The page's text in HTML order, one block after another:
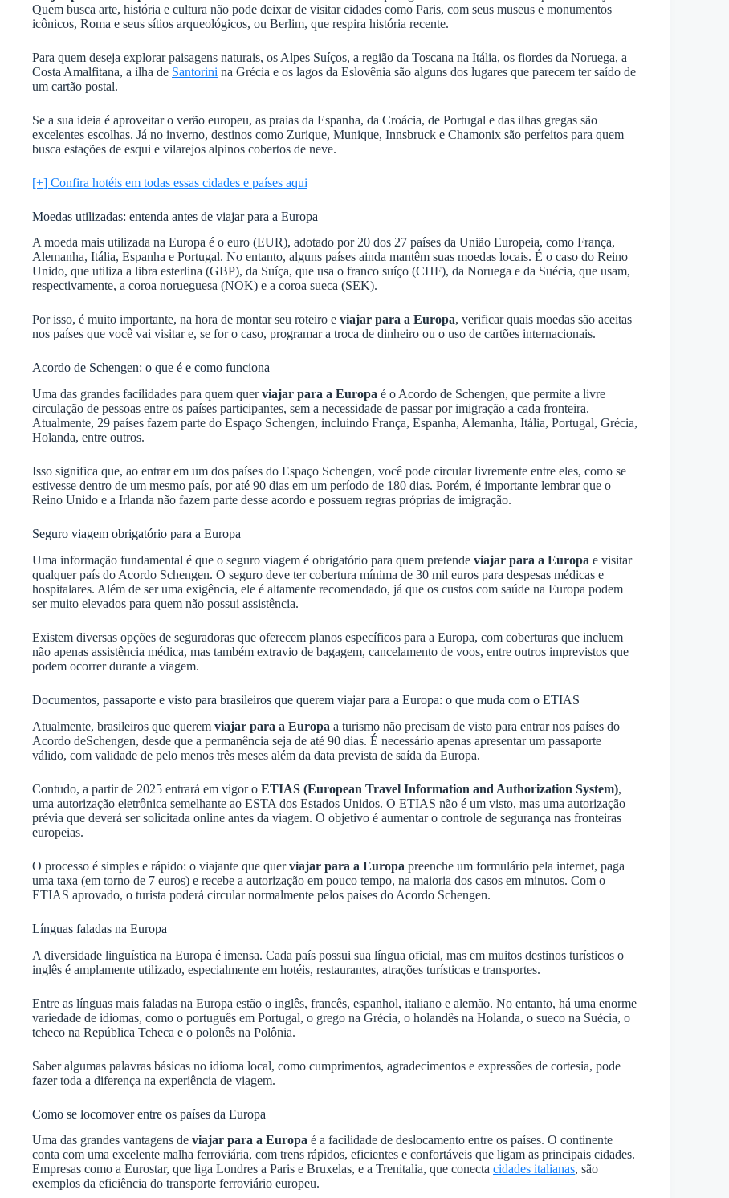
Quem busca arte, história e cultura não pode deixar de visitar cidades como Paris, com seus museus e monumentos
icônicos, Roma e seus sítios arqueológicos, ou Berlim, que respira história recente.
Para quem deseja explorar paisagens naturais, os Alpes Suíços, a região da Toscana na Itália, os fiordes da Noruega, a
Costa Amalfitana, a ilha de Santorini na Grécia e os lagos da Eslovênia são alguns dos lugares que parecem ter saído de
um cartão postal.
Se a sua ideia é aproveitar o verão europeu, as praias da Espanha, da Croácia, de Portugal e das ilhas gregas são
excelentes escolhas. Já no inverno, destinos como Zurique, Munique, Innsbruck e Chamonix são perfeitos para quem
busca estações de esqui e vilarejos alpinos cobertos de neve.
[+] Confira hotéis em todas essas cidades e países aqui
Moedas utilizadas: entenda antes de viajar para a Europa
A moeda mais utilizada na Europa é o euro (EUR), adotado por 20 dos 27 países da União Europeia, como França,
Alemanha, Itália, Espanha e Portugal. No entanto, alguns países ainda mantêm suas moedas locais. É o caso do Reino
Unido, que utiliza a libra esterlina (GBP), da Suíça, que usa o franco suíço (CHF), da Noruega e da Suécia, que usam,
respectivamente, a coroa norueguesa (NOK) e a coroa sueca (SEK).
Por isso, é muito importante, na hora de montar seu roteiro e viajar para a Europa, verificar quais moedas são aceitas
nos países que você vai visitar e, se for o caso, programar a troca de dinheiro ou o uso de cartões internacionais.
Acordo de Schengen: o que é e como funciona
Uma das grandes facilidades para quem querviajar para a Europa é o Acordo de Schengen, que permite a livre
circulação de pessoas entre os países participantes, sem a necessidade de passar por imigração a cada fronteira.
Atualmente, 29 países fazem parte do Espaço Schengen, incluindo França, Espanha, Alemanha, Itália, Portugal, Grécia,
Holanda, entre outros.
Isso significa que, ao entrar em um dos países do Espaço Schengen, você pode circular livremente entre eles, como se
estivesse dentro de um mesmo país, por até 90 dias em um período de 180 dias. Porém, é importante lembrar que o
Reino Unido e a Irlanda não fazem parte desse acordo e possuem regras próprias de imigração.
Seguro viagem obrigatório para a Europa
Uma informação fundamental é que o seguro viagem é obrigatório para quem pretende viajar para a Europa e visitar
qualquer país do Acordo Schengen. O seguro deve ter cobertura mínima de 30 mil euros para despesas médicas e
hospitalares. Além de ser uma exigência, ele é altamente recomendado, já que os custos com saúde na Europa podem
ser muito elevados para quem não possui assistência.
Existem diversas opções de seguradoras que oferecem planos específicos para a Europa, com coberturas que incluem
não apenas assistência médica, mas também extravio de bagagem, cancelamento de voos, entre outros imprevistos que
podem ocorrer durante a viagem.
Documentos, passaporte e visto para brasileiros que querem viajar para a Europa: o que muda com o ETIAS
Atualmente, brasileiros que querem viajar para a Europa a turismo não precisam de visto para entrar nos países do
Acordo deSchengen, desde que a permanência seja de até 90 dias. É necessário apenas apresentar um passaporte
válido, com validade de pelo menos três meses além da data prevista de saída da Europa.
Contudo, a partir de 2025 entrará em vigor o ETIAS (European Travel Information and Authorization System),
uma autorização eletrônica semelhante ao ESTA dos Estados Unidos. O ETIAS não é um visto, mas uma autorização
prévia que deverá ser solicitada online antes da viagem. O objetivo é aumentar o controle de segurança nas fronteiras
europeias.
O processo é simples e rápido: o viajante que querviajar para a Europa preenche um formulário pela internet, paga
uma taxa (em torno de 7 euros) e recebe a autorização em pouco tempo, na maioria dos casos em minutos. Com o
ETIAS aprovado, o turista poderá circular normalmente pelos países do Acordo Schengen.
Línguas faladas na Europa
A diversidade linguística na Europa é imensa. Cada país possui sua língua oficial, mas em muitos destinos turísticos o
inglês é amplamente utilizado, especialmente em hotéis, restaurantes, atrações turísticas e transportes.
Entre as línguas mais faladas na Europa estão o inglês, francês, espanhol, italiano e alemão. No entanto, há uma enorme
variedade de idiomas, como o português em Portugal, o grego na Grécia, o holandês na Holanda, o sueco na Suécia, o
tcheco na República Tcheca e o polonês na Polônia.
Saber algumas palavras básicas no idioma local, como cumprimentos, agradecimentos e expressões de cortesia, pode
fazer toda a diferença na experiência de viagem.
Como se locomover entre os países da Europa
Uma das grandes vantagens de viajar para a Europa é a facilidade de deslocamento entre os países. O continente
conta com uma excelente malha ferroviária, com trens rápidos, eficientes e confortáveis que ligam as principais cidades.
Empresas como a Eurostar, que liga Londres a Paris e Bruxelas, e a Trenitalia, que conecta cidades italianas, são
exemplos da eficiência do transporte ferroviário europeu.